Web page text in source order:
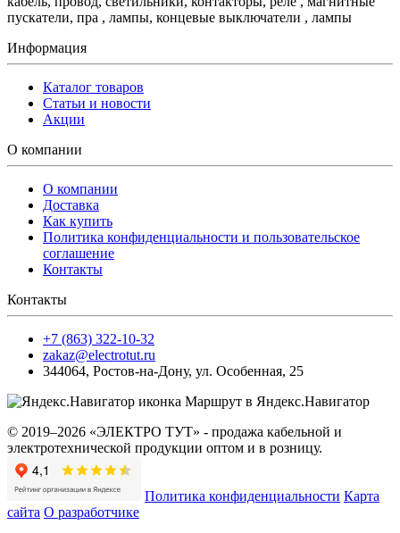
пускатели, пра , лампы, концевые выключатели , лампы
Информация
Каталог товаров
Статьи и новости
Акции
О компании
О компании
Доставка
Как купить
Политика конфиденциальности и пользовательское
соглашение
Контакты
Контакты
+7 (863) 322-10-32
zakaz@electrotut.ru
344064, Ростов-на-Дону, ул. Особенная, 25
Маршрут в Яндекс.Навигатор
© 2019–2026 «ЭЛЕКТРО ТУТ» - продажа кабельной и
электротехнической продукции оптом и в розницу.
Политика конфиденциальности Карта
сайта О разработчике